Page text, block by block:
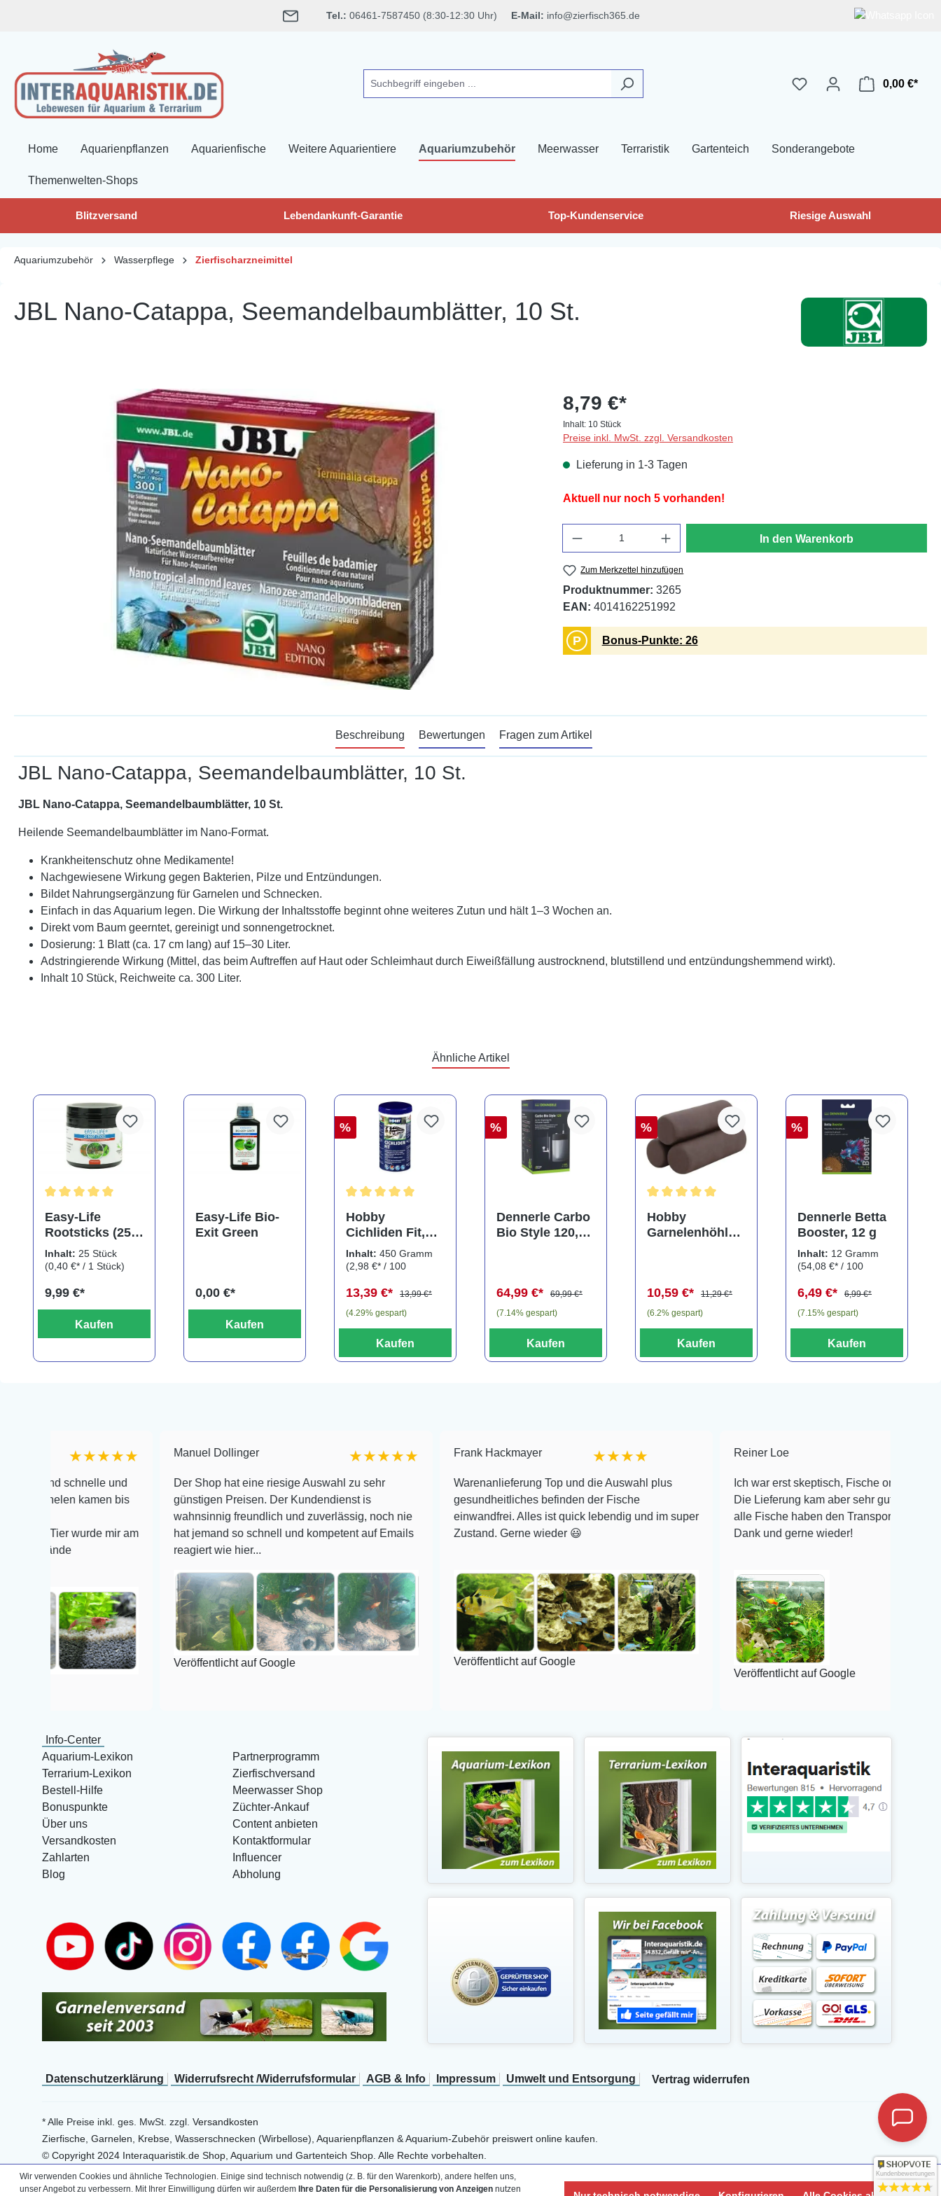
Tel.: 06461-7587450 (8:30-12:30 Uhr) E-Mail: info@zierfisch365.de
0,00 €*
Home Aquarienpflanzen Aquarienfische Weitere Aquarientiere Aquariumzubehör Meerwasser Terraristik Gartenteich Sonderangebote
Themenwelten-Shops
Blitzversand Lebendankunft-Garantie Top-Kundenservice Riesige Auswahl
Aquariumzubehör Wasserpflege Zierfischarzneimittel
JBL Nano-Catappa, Seemandelbaumblätter, 10 St.
Bildergalerie überspringen 8,79 €*
Inhalt: 10 Stück
Preise inkl. MwSt. zzgl. Versandkosten
Lieferung in 1-3 Tagen
Aktuell nur noch 5 vorhanden!
In den Warenkorb
Zum Merkzettel hinzufügen
Produktnummer: 3265
EAN: 4014162251992
P Bonus-Punkte: 26
Beschreibung Bewertungen Fragen zum Artikel
JBL Nano-Catappa, Seemandelbaumblätter, 10 St.
JBL Nano-Catappa, Seemandelbaumblätter, 10 St.
Heilende Seemandelbaumblätter im Nano-Format.
Krankheitenschutz ohne Medikamente!
Nachgewiesene Wirkung gegen Bakterien, Pilze und Entzündungen.
Bildet Nahrungsergänzung für Garnelen und Schnecken.
Einfach in das Aquarium legen. Die Wirkung der Inhaltsstoffe beginnt ohne weiteres Zutun und hält 1–3 Wochen an.
Direkt vom Baum geerntet, gereinigt und sonnengetrocknet.
Dosierung: 1 Blatt (ca. 17 cm lang) auf 15–30 Liter.
Adstringierende Wirkung (Mittel, das beim Auftreffen auf Haut oder Schleimhaut durch Eiweißfällung austrocknend, blutstillend und entzündungshemmend wirkt).
Inhalt 10 Stück, Reichweite ca. 300 Liter.
Ähnliche Artikel
Easy-Life
Rootsticks (25
Sticks)
Inhalt: 25 Stück
(0,40 €* / 1 Stück)
9,99 €*
Kaufen
Easy-Life Bio-
Exit Green
0,00 €*
Kaufen
%
Hobby
Cichliden Fit,
450 g
Inhalt: 450 Gramm
(2,98 €* / 100
13,39 €*
13,99 €*
(4.29% gespart)
Kaufen
%
Dennerle Carbo
Bio Style 120,
64,99 €*
69,99 €*
(7.14% gespart)
Kaufen
%
Hobby
Garnelenhöhle
10,59 €*
11,29 €*
(6.2% gespart)
Kaufen
%
Dennerle Betta
Booster, 12 g
Inhalt: 12 Gramm
(54,08 €* / 100
6,49 €*
6,99 €*
(7.15% gespart)
Kaufen
★★★★★
schnelle und
kamen bis
wurde mir am
Manuel Dollinger ★★★★★
Der Shop hat eine riesige Auswahl zu sehr
günstigen Preisen. Der Kundendienst is
wahnsinnig freundlich und zuverlässig, noch nie
hat jemand so schnell und kompetent auf Emails
reagiert wie hier...
Veröffentlicht auf Google
Frank Hackmayer ★★★★
Warenanlieferung Top und die Auswahl plus
gesundheitliches befinden der Fische
einwandfrei. Alles ist quick lebendig und im super
Zustand. Gerne wieder 😃
Veröffentlicht auf Google
Reiner Loe
Ich war erst skeptisch, Fische online zu bestellen!
Die Lieferung kam aber sehr gut verpackt an und
alle Fische haben den Transport überlebt! Vielen
Dank und gerne wieder!
Veröffentlicht auf Google
Info-Center
Aquarium-Lexikon
Terrarium-Lexikon
Bestell-Hilfe
Bonuspunkte
Über uns
Versandkosten
Zahlarten
Blog
Partnerprogramm
Zierfischversand
Meerwasser Shop
Züchter-Ankauf
Content anbieten
Kontaktformular
Influencer
Abholung
Daten­schutz­erklärung Widerrufs­recht /Widerrufs­formular AGB & Info Impressum Umwelt und Entsorgung Vertrag widerrufen
* Alle Preise inkl. ges. MwSt. zzgl. Versandkosten
Zierfische, Garnelen, Krebse, Wasserschnecken (Wirbellose), Aquarienpflanzen & Aquarium-Zubehör preiswert online kaufen.
© Copyright 2024 Interaquaristik.de Shop, Aquarium und Gartenteich Shop. Alle Rechte vorbehalten.
Wir verwenden Cookies und ähnliche Technologien. Einige sind technisch notwendig (z. B. für den Warenkorb), andere helfen uns,
unser Angebot zu verbessern. Mit Ihrer Einwilligung dürfen wir außerdem Ihre Daten für die Personalisierung von Anzeigen nutzen
Kundenbewertungen